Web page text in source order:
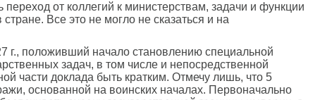
от коллегий к министерствам, задачи и функции
Все это не могло не сказаться и на
г., положивший начало становлению специальной
задач, в том числе и непосредственной
части доклада быть кратким. Отмечу лишь, что 5
основанной на воинских началах. Первоначально